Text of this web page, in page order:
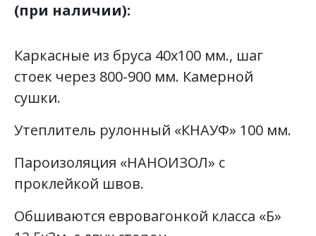
(при наличии):
Каркасные из бруса 40х100 мм., шаг
стоек через 800-900 мм. Камерной
сушки.
Утеплитель рулонный «КНАУФ» 100 мм.
Пароизоляция «НАНОИЗОЛ» с
проклейкой швов.
Обшиваются евровагонкой класса «Б»